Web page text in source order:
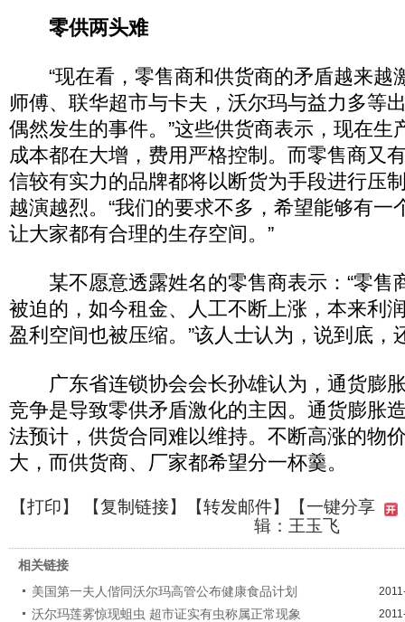
零供两头难
“现在看，零售商和供货商的矛盾越来越
师傅、联华超市与卡夫，沃尔玛与益力多等
偶然发生的事件。”这些供货商表示，现在生
成本都在大增，费用严格控制。而零售商又
信较有实力的品牌都将以断货为手段进行压
越演越烈。“我们的要求不多，希望能够有一
让大家都有合理的生存空间。”
某不愿意透露姓名的零售商表示：“零售
被迫的，如今租金、人工不断上涨，本来利
盈利空间也被压缩。”该人士认为，说到底，
广东省连锁协会会长孙雄认为，通货膨
竞争是导致零供矛盾激化的主因。通货膨胀
法预计，供货合同难以维持。不断高涨的物
大，而供货商、厂家都希望分一杯羹。
【打印】 【复制链接】【转发邮件】
【一键分享
辑：王玉飞
相关链接
美国第一夫人偕同沃尔玛高管公布健康食品计划
沃尔玛莲雾惊现蛆虫 超市证实有虫称属正常现象